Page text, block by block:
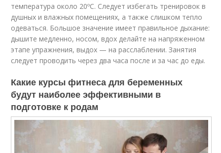
температура около 20ºС. Следует избегать тренировок в
душных и влажных помещениях, а также слишком тепло
одеваться. Большое значение имеет правильное дыхание:
дышите медленно, носом, вдох делайте на напряженном
этапе упражнения, выдох — на расслаблении. Занятия
следует проводить через два часа после и за час до еды.
Какие курсы фитнеса для беременных
будут наиболее эффективными в
подготовке к родам